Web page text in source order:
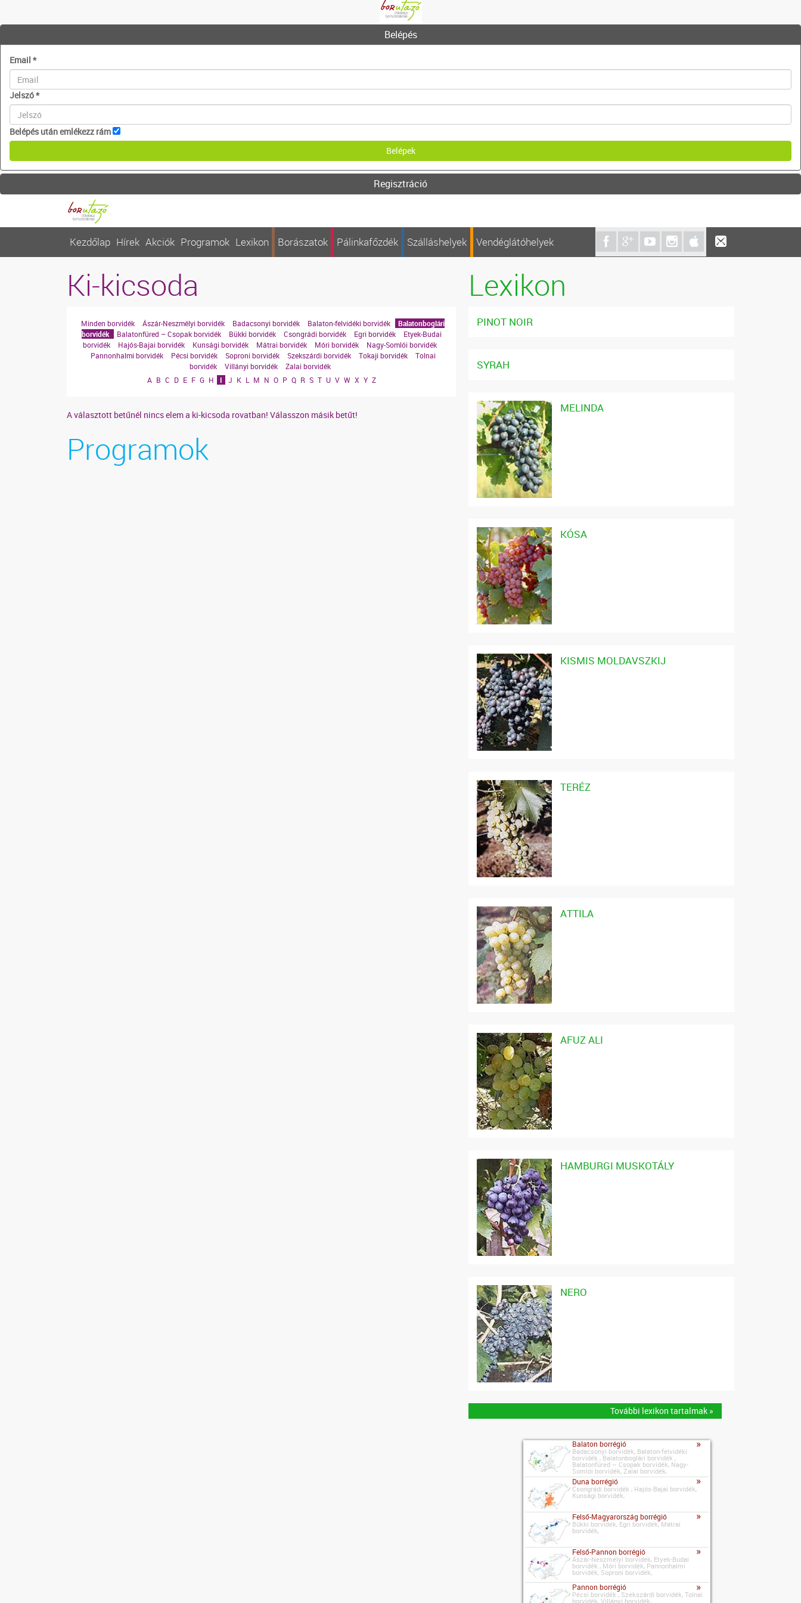
Belépés
Email *
Jelszó*
Belépés után emlékezz rám
Regisztráció
Kezdőlap Hírek Akciók Programok Lexikon Borászatok Pálinkafőzdék Szálláshelyek Vendéglátóhelyek
Ki-kicsoda
Minden borvidék Ászár-Neszmélyi borvidék Badacsonyi borvidék Balaton-felvidéki borvidék
Balatonboglári
borvidék
Balatonfüred – Csopak borvidék Bükki borvidék Csongrádi borvidék Egri borvidék
Etyek-Budai
borvidék
Hajós-Bajai borvidék Kunsági borvidék Mátrai borvidék Móri borvidék
Nagy-Somlói borvidék
Pannonhalmi borvidék
Pécsi borvidék Soproni borvidék Szekszárdi borvidék Tokaji borvidék
Tolnai
borvidék
Villányi borvidék
Zalai borvidék
A B C D E F G H I J K L M N O P Q R S T U V W X Y Z
A választott betűnél nincs elem a ki-kicsoda rovatban! Válasszon másik betűt!
Programok
Lexikon
PINOT NOIR
SYRAH
MELINDA
KÓSA
KISMIS MOLDAVSZKIJ
TERÉZ
ATTILA
AFUZ ALI
HAMBURGI MUSKOTÁLY
NERO
További lexikon tartalmak »
Balaton borrégió »
Badacsonyi borvidék, Balaton-felvidéki
borvidék , Balatonboglári borvidék ,
Balatonfüred – Csopak borvidék, Nagy-
Somlói borvidék, Zalai borvidék,
Duna borrégió »
Csongrádi borvidék , Hajós-Bajai borvidék,
Kunsági borvidék,
Felső-Magyarország borrégió »
Bükki borvidék, Egri borvidék, Mátrai
borvidék,
Felső-Pannon borrégió »
Ászár-Neszmélyi borvidék, Etyek-Budai
borvidék , Móri borvidék, Pannonhalmi
borvidék, Soproni borvidék,
Pannon borrégió »
Pécsi borvidék , Szekszárdi borvidék, Tolnai
borvidék, Villányi borvidék,